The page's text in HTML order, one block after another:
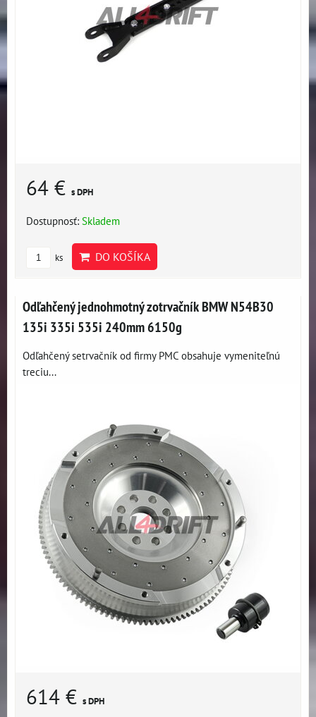
64 € s DPH
Dostupnosť: Skladem
ks DO KOŠÍKA
Odľahčený jednohmotný zotrvačník BMW N54B30
135i 335i 535i 240mm 6150g
Odľahčený setrvačník od firmy PMC obsahuje vymeniteľnú
treciu...
614 € s DPH